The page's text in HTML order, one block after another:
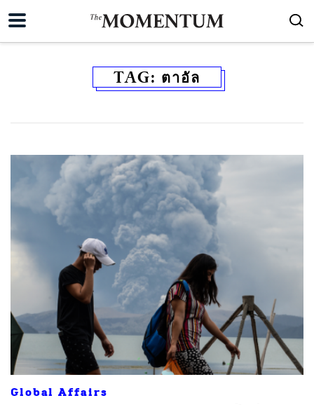
TAG: ตาอัล
Global Affairs
ค้นหา
SHARE TWEET LINE EMAIL